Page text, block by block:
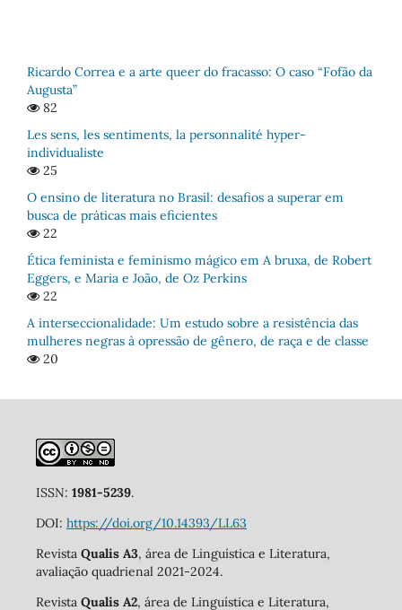
Ricardo Correa e a arte queer do fracasso: O caso “Fofão da
Augusta”
82
Les sens, les sentiments, la personnalité hyper-
individualiste
25
O ensino de literatura no Brasil: desafios a superar em
busca de práticas mais eficientes
22
Ética feminista e feminismo mágico em A bruxa, de Robert
Eggers, e Maria e João, de Oz Perkins
22
A interseccionalidade: Um estudo sobre a resistência das
mulheres negras à opressão de gênero, de raça e de classe
20
ISSN: 1981-5239.
DOI: https://doi.org/10.14393/LL63
Revista Qualis A3, área de Linguística e Literatura,
avaliação quadrienal 2021-2024.
Revista Qualis A2, área de Linguística e Literatura,